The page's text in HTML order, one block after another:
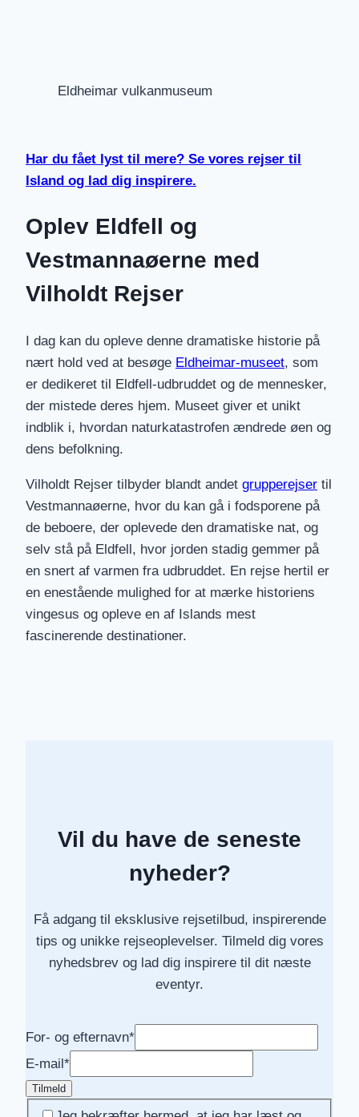
Eldheimar vulkanmuseum
Har du fået lyst til mere? Se vores rejser til
Island og lad dig inspirere.
Oplev Eldfell og
Vestmannaøerne med
Vilholdt Rejser
I dag kan du opleve denne dramatiske historie på
nært hold ved at besøge Eldheimar-museet, som
er dedikeret til Eldfell-udbruddet og de mennesker,
der mistede deres hjem. Museet giver et unikt
indblik i, hvordan naturkatastrofen ændrede øen og
dens befolkning.
Vilholdt Rejser tilbyder blandt andet grupperejser til
Vestmannaøerne, hvor du kan gå i fodsporene på
de beboere, der oplevede den dramatiske nat, og
selv stå på Eldfell, hvor jorden stadig gemmer på
en snert af varmen fra udbruddet. En rejse hertil er
en enestående mulighed for at mærke historiens
vingesus og opleve en af Islands mest
fascinerende destinationer.
Vil du have de seneste
nyheder?
Få adgang til eksklusive rejsetilbud, inspirerende
tips og unikke rejseoplevelser. Tilmeld dig vores
nyhedsbrev og lad dig inspirere til dit næste
eventyr.
For- og efternavn*
E-mail*
Tilmeld